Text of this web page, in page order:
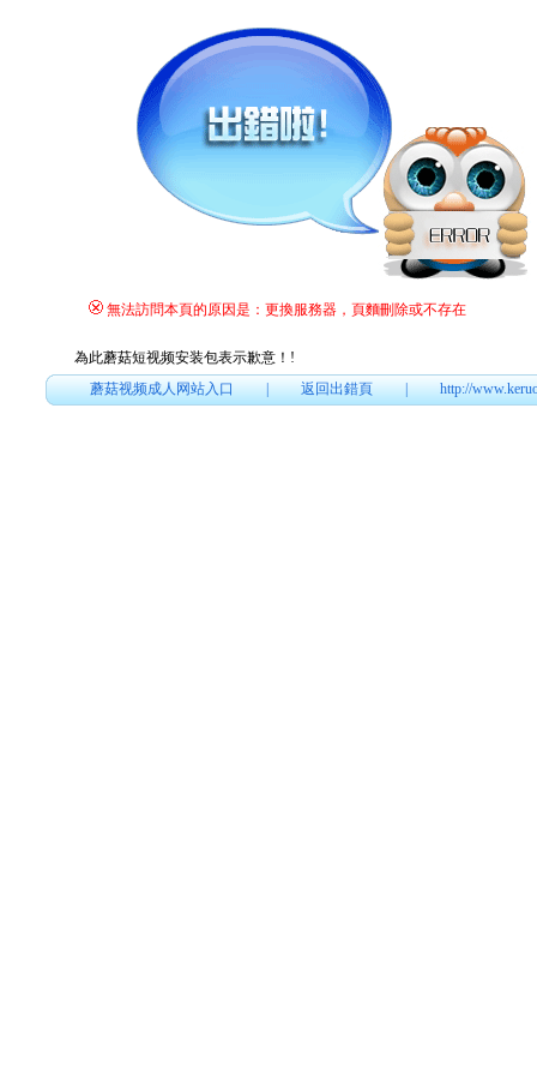
無法訪問本頁的原因是：更換服務器，頁麵刪除或不存在
為此蘑菇短视频安装包表示歉意！ !
蘑菇视频成人网站入口|返回出錯頁|http://